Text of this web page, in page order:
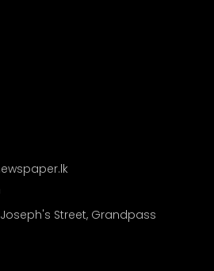
Joseph's Street, Grandpass